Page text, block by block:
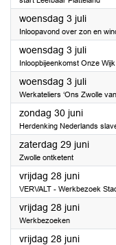
woensdag 3 juli2024
Inloopavond over zon en
woensdag 3 juli2024
Inloopbijeenkomst Onze
woensdag 3 juli2024
Werkateliers ‘Ons Zwolle
zondag 30 juni2024
Herdenking Nederlands
zaterdag 29 juni2024
Zwolle ontketent
vrijdag 28 juni2024
VERVALT - Werkbezoek
vrijdag 28 juni2024
Werkbezoeken
vrijdag 28 juni2024